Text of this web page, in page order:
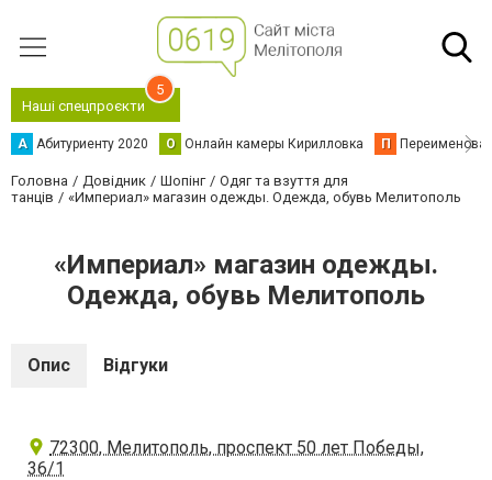
Наші спецпроєкти
5
А Абитуриенту 2020 О Онлайн камеры Кирилловка П
Головна Довідник Шопінг
Одяг та взуття для
танців
«Империал» магазин одежды. Одежда, обувь Мелитополь
«Империал» магазин одежды.
Одежда, обувь Мелитополь
Опис Відгуки
72300, Мелитополь, проспект 50 лет Победы,
36/1